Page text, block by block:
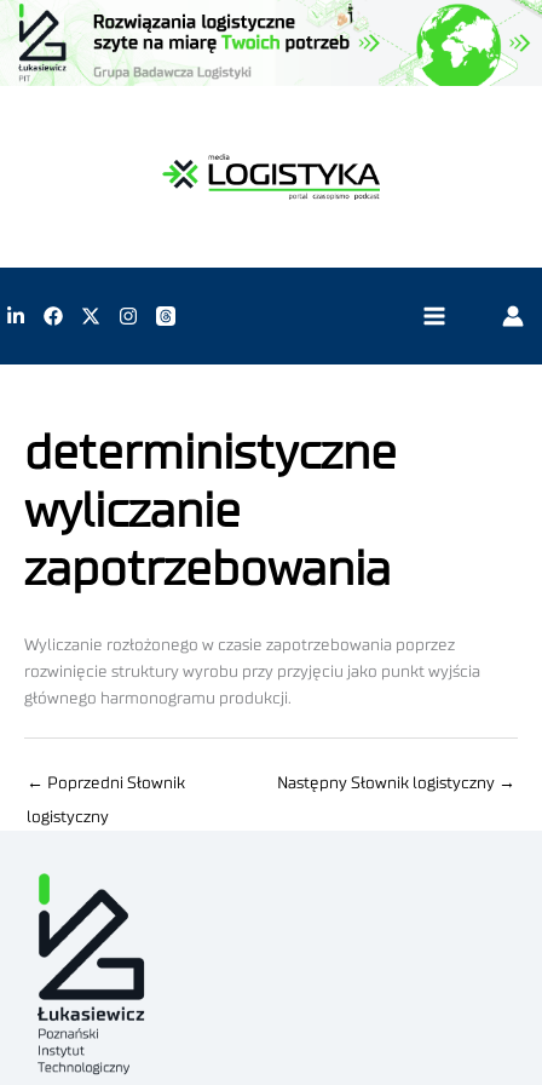
deterministyczne
wyliczanie
zapotrzebowania
Wyliczanie rozłożonego w czasie zapotrzebowania poprzez
rozwinięcie struktury wyrobu przy przyjęciu jako punkt wyjścia
głównego harmonogramu produkcji.
← Poprzedni Słownik
logistyczny
Następny Słownik logistyczny →